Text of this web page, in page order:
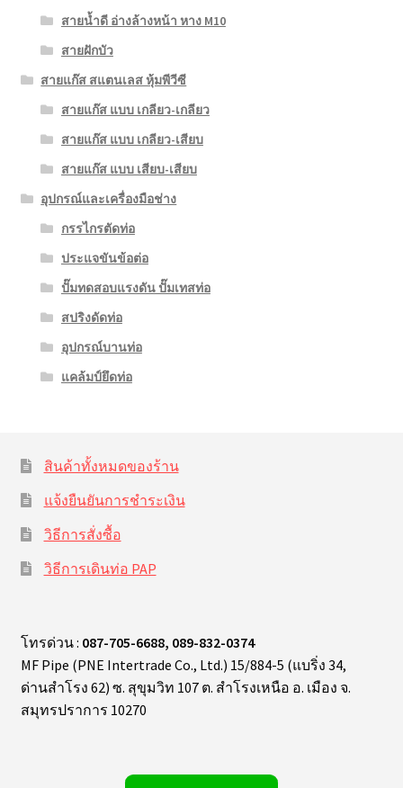
สายน้ำดี อ่างล้างหน้า หาง M10
สายฝักบัว
สายแก๊ส สแตนเลส หุ้มพีวีซี
สายแก๊ส แบบ เกลียว-เกลียว
สายแก๊ส แบบ เกลียว-เสียบ
สายแก๊ส แบบ เสียบ-เสียบ
อุปกรณ์และเครื่องมือช่าง
กรรไกรตัดท่อ
ประแจขันข้อต่อ
ปั๊มทดสอบแรงดัน ปั๊มเทสท่อ
สปริงดัดท่อ
อุปกรณ์บานท่อ
แคล้มป์ยึดท่อ
สินค้าทั้งหมดของร้าน
แจ้งยืนยันการชำระเงิน
วิธีการสั่งซื้อ
วิธีการเดินท่อ PAP
โทรด่วน : 087-705-6688, 089-832-0374
MF Pipe (PNE Intertrade Co., Ltd.) 15/884-5 (แบริ่ง 34,
ด่านสำโรง 62) ซ. สุขุมวิท 107 ต. สำโรงเหนือ อ. เมือง จ.
สมุทรปราการ 10270